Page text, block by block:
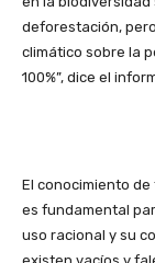
deforestación,
climático sobre la
100%”, dice el
El conocimiento
es fundamental
uso racional y su